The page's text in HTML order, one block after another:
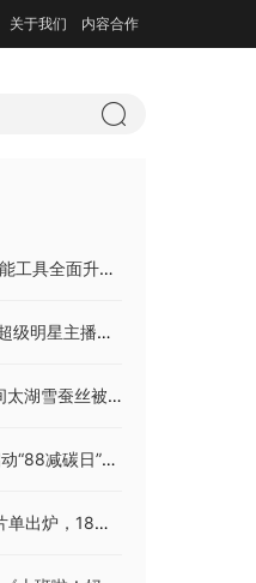
关于我们 内容合作
持续助推商家降本增效
共同助阵预售直播盛典
开售，开局大卖销量火爆!
兴起咖啡低碳消费之风
陪伴老铁们过个戏瘾年